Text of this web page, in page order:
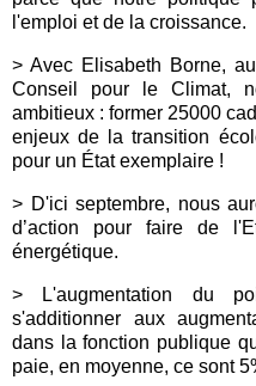
l'emploi et de la croissance.
> Avec Elisabeth Borne,
Conseil pour le Climat,
ambitieux : former 25000
enjeux de la transition
pour un État exemplaire !
> D'ici septembre, nous
d’action pour faire de
énergétique.
>
L'augmentation du
s'additionner aux
dans la fonction publique
paie, en moyenne, ce sont5